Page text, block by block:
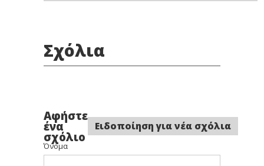
Σχόλια
Αφήστε
ένα
σχόλιο
Ειδοποίηση για νέα σχόλια
Όνομα